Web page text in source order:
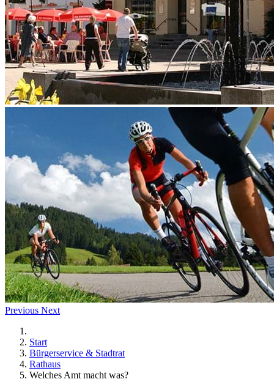
Previous Next
Start
Bürgerservice & Stadtrat
Rathaus
Welches Amt macht was?